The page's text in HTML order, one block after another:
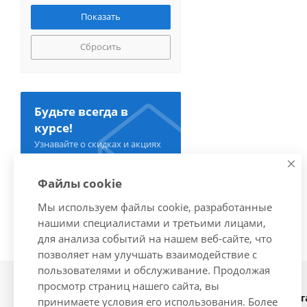
Сбросить
Будьте всегда в
курсе!
Узнавайте о скидках и акциях
первым
2026 © Интернет-магазин Наши
Файлы cookie
Мы используем файлы cookie, разработанные
нашими специалистами и третьими лицами,
для анализа событий на нашем веб-сайте, что
позволяет нам улучшать взаимодействие с
пользователями и обслуживание. Продолжая
просмотр страниц нашего сайта, вы
принимаете условия его использования. Более